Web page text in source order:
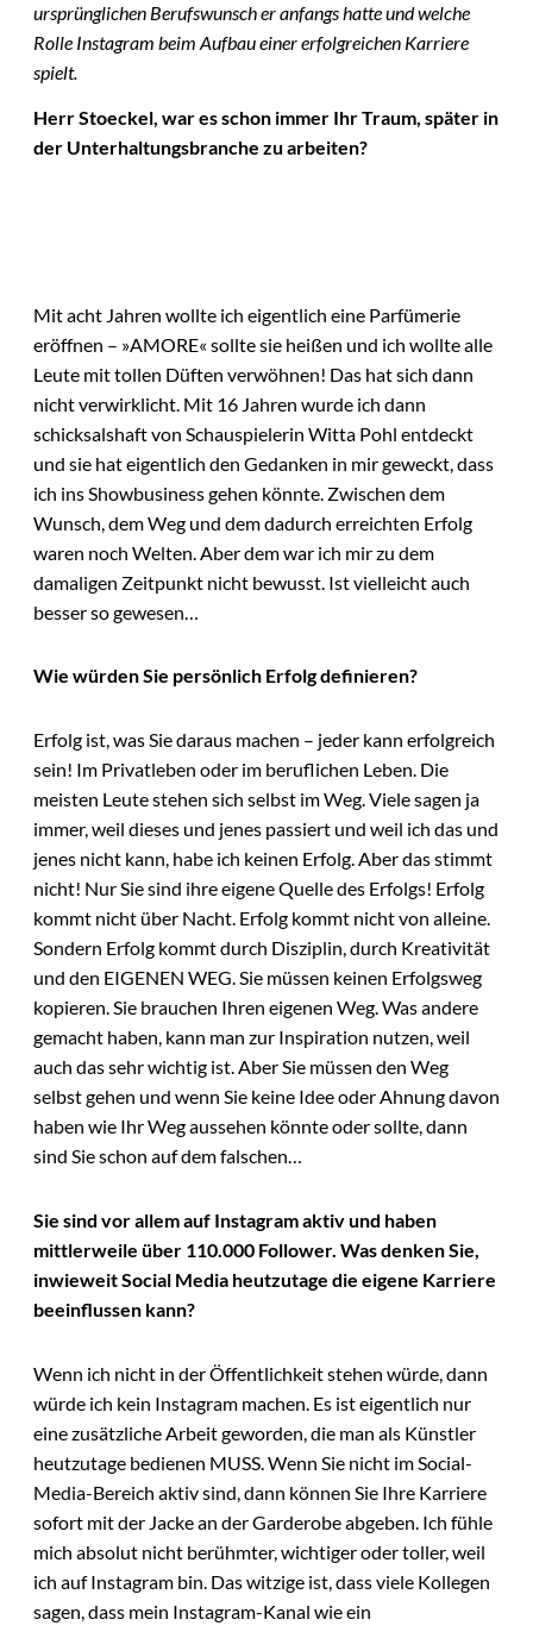
ursprünglichen Berufswunsch er anfangs hatte und welche
Rolle Instagram beim Aufbau einer erfolgreichen Karriere
spielt.
Herr Stoeckel, war es schon immer Ihr Traum, später in
der Unterhaltungsbranche zu arbeiten?
Mit acht Jahren wollte ich eigentlich eine Parfümerie
eröffnen – »AMORE« sollte sie heißen und ich wollte alle
Leute mit tollen Düften verwöhnen! Das hat sich dann
nicht verwirklicht. Mit 16 Jahren wurde ich dann
schicksalshaft von Schauspielerin Witta Pohl entdeckt
und sie hat eigentlich den Gedanken in mir geweckt, dass
ich ins Showbusiness gehen könnte. Zwischen dem
Wunsch, dem Weg und dem dadurch erreichten Erfolg
waren noch Welten. Aber dem war ich mir zu dem
damaligen Zeitpunkt nicht bewusst. Ist vielleicht auch
besser so gewesen…
Wie würden Sie persönlich Erfolg definieren?
Erfolg ist, was Sie daraus machen – jeder kann erfolgreich
sein! Im Privatleben oder im beruflichen Leben. Die
meisten Leute stehen sich selbst im Weg. Viele sagen ja
immer, weil dieses und jenes passiert und weil ich das und
jenes nicht kann, habe ich keinen Erfolg. Aber das stimmt
nicht! Nur Sie sind ihre eigene Quelle des Erfolgs! Erfolg
kommt nicht über Nacht. Erfolg kommt nicht von alleine.
Sondern Erfolg kommt durch Disziplin, durch Kreativität
und den EIGENEN WEG. Sie müssen keinen Erfolgsweg
kopieren. Sie brauchen Ihren eigenen Weg. Was andere
gemacht haben, kann man zur Inspiration nutzen, weil
auch das sehr wichtig ist. Aber Sie müssen den Weg
selbst gehen und wenn Sie keine Idee oder Ahnung davon
haben wie Ihr Weg aussehen könnte oder sollte, dann
sind Sie schon auf dem falschen…
Sie sind vor allem auf Instagram aktiv und haben
mittlerweile über 110.000 Follower. Was denken Sie,
inwieweit Social Media heutzutage die eigene Karriere
beeinflussen kann?
Wenn ich nicht in der Öffentlichkeit stehen würde, dann
würde ich kein Instagram machen. Es ist eigentlich nur
eine zusätzliche Arbeit geworden, die man als Künstler
heutzutage bedienen MUSS. Wenn Sie nicht im Social-
Media-Bereich aktiv sind, dann können Sie Ihre Karriere
sofort mit der Jacke an der Garderobe abgeben. Ich fühle
mich absolut nicht berühmter, wichtiger oder toller, weil
ich auf Instagram bin. Das witzige ist, dass viele Kollegen
sagen, dass mein Instagram-Kanal wie ein